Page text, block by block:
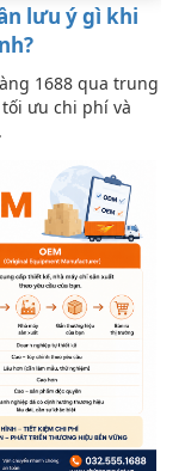
lưu ý gì khi
1688 qua trung
ưu chi phí và